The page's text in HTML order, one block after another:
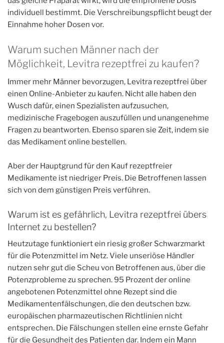
individuell bestimmt. Die Verschreibungspflicht beugt der
Einnahme hoher Dosen vor.
Warum suchen Männer nach der
Möglichkeit, Levitra rezeptfrei zu kaufen?
Immer mehr Männer bevorzugen, Levitra rezeptfrei über
einen Online-Anbieter zu kaufen. Nicht alle haben den
Wusch dafür, einen Spezialisten aufzusuchen,
medizinische Fragebogen auszufüllen und unangenehme
Fragen zu beantworten. Ebenso sparen sie Zeit, indem sie
das Medikament online bestellen.
Aber der Hauptgrund für den Kauf rezeptfreier
Medikamente ist niedriger Preis. Die Betroffenen lassen
sich von dem günstigen Preis verführen.
Warum ist es gefährlich, Levitra rezeptfrei übers
Internet zu bestellen?
Heutzutage funktioniert ein riesig großer Schwarzmarkt
für die Potenzmittel im Netz. Viele unseriöse Händler
nutzen sehr gut die Scheu von Betroffenen aus, über die
Potenzprobleme zu sprechen. 95 Prozent der online
angebotenen Potenzmittel ohne Rezept sind die
Medikamentenfälschungen, die den deutschen bzw.
europäischen pharmazeutischen Richtlinien nicht
entsprechen. Die Fälschungen stellen eine ernste Gefahr
für die Gesundheit des Patienten dar. Indem ein Mann